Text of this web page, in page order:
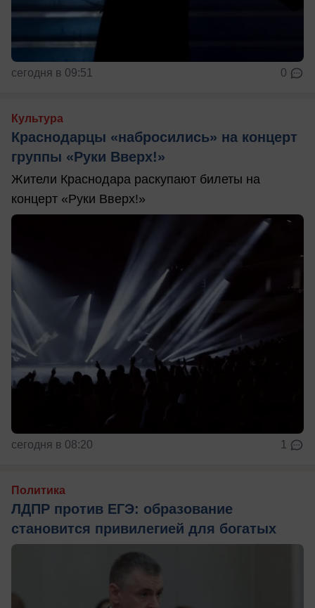
сегодня в 09:51 0
Культура
Краснодарцы «набросились» на концерт
группы «Руки Вверх!»
Жители Краснодара раскупают билеты на
концерт «Руки Вверх!»
сегодня в 08:20 1
Политика
ЛДПР против ЕГЭ: образование
становится привилегией для богатых